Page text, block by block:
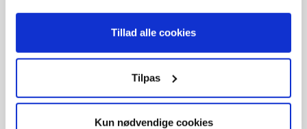
Tillad alle cookies
Tilpas
Kun nødvendige cookies
910,00 DKK 96,00 DKK